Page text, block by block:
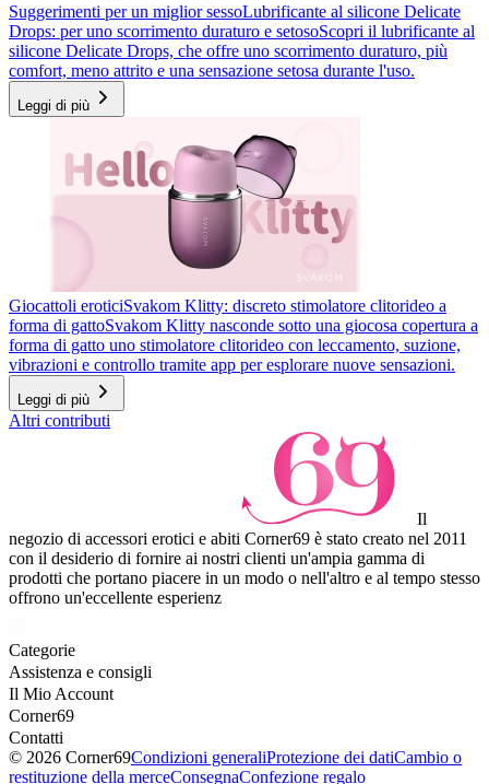
Suggerimenti per un miglior sessoLubrificante al silicone Delicate
Drops: per uno scorrimento duraturo e setosoScopri il lubrificante al
silicone Delicate Drops, che offre uno scorrimento duraturo, più
comfort, meno attrito e una sensazione setosa durante l'uso.
Leggi di più
Giocattoli eroticiSvakom Klitty: discreto stimolatore clitorideo a
forma di gattoSvakom Klitty nasconde sotto una giocosa copertura a
forma di gatto uno stimolatore clitorideo con leccamento, suzione,
vibrazioni e controllo tramite app per esplorare nuove sensazioni.
Leggi di più
Altri contributi
Il
negozio di accessori erotici e abiti Corner69 è stato creato nel 2011
con il desiderio di fornire ai nostri clienti un'ampia gamma di
prodotti che portano piacere in un modo o nell'altro e al tempo stesso
offrono un'eccellente esperienz
Categorie
Assistenza e consigli
Il Mio Account
Corner69
Contatti
© 2026 Corner69Condizioni generaliProtezione dei datiCambio o
restituzione della merceConsegnaConfezione regalo